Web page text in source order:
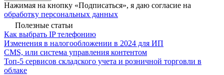
Нажимая на кнопку «Подписаться», я даю согласие на
обработку персональных данных
Полезные статьи
Как выбрать IP телефонию
Изменения в налогообложении в 2024 для ИП
CMS, или система управления контентом
Топ-5 сервисов складского учета и розничной торговли в
облаке